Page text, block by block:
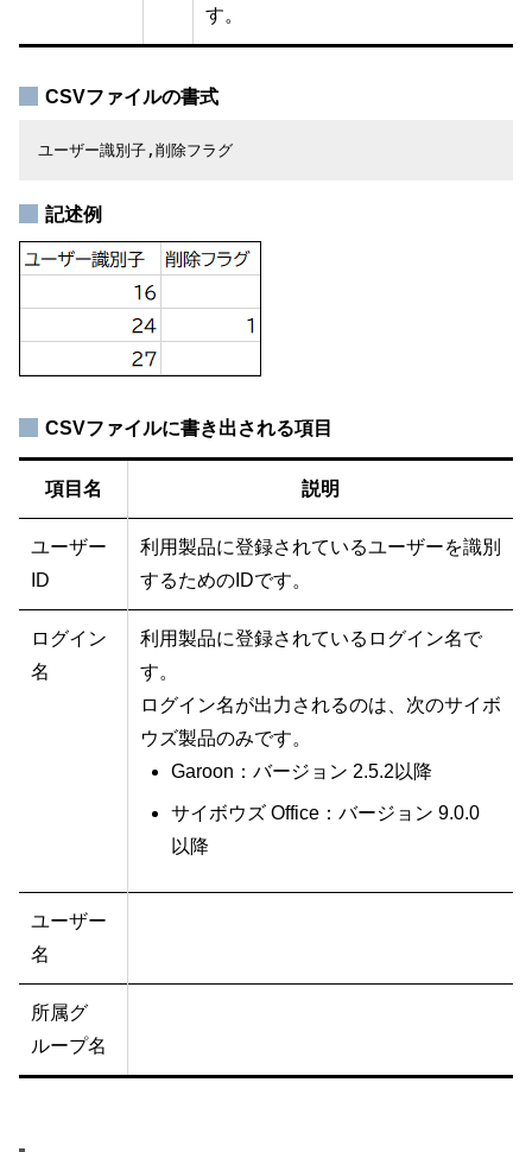
す。
CSVファイルの書式
ユーザー識別子,削除フラグ
記述例
CSVファイルに書き出される項目
項目名 説明
ユーザー
ID
利用製品に登録されているユーザーを識別
するためのIDです。
ログイン
名
利用製品に登録されているログイン名で
す。
ログイン名が出力されるのは、次のサイボ
ウズ製品のみです。
Garoon：バージョン 2.5.2以降
サイボウズ Office：バージョン 9.0.0
以降
ユーザー
名
所属グ
ループ名